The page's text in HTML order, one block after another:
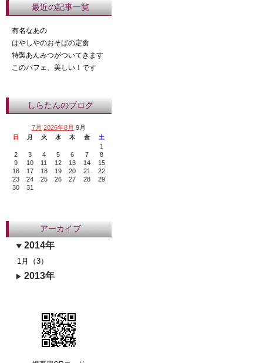
最近の記事一覧
有名なあの
はやしやのおそばの定食
特製あんみつがついてきます
このパフェ、美しい！です
しらたんのブログ
7月 2026年8月 9月
日 月 火 水 木 金 土
1
2
3 4 5 6 7
8
9
10 11 12 13 14
15
16
17 18 19 20 21
22
23
24 25 26 27 28
29
30
31
アーカイブ
2014年
1月（3）
2013年